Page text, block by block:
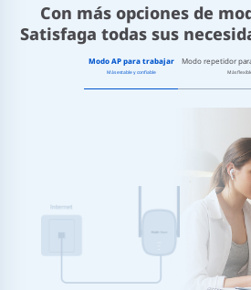
Con más opciones de
Satisfaga todas sus
Modo AP para trabajar
Más estable y confiable
Modo repetidor
Más